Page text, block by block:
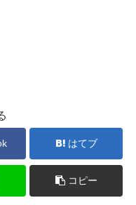
はてブ
コピー